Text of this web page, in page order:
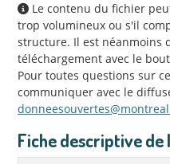
Le contenu du fichier
trop volumineux ou s'il
structure. Il est néanmoins
téléchargement avec le
Pour toutes questions sur
communiquer avec le
Fiche descriptive de